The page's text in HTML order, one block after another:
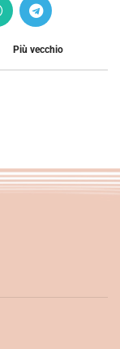
Più vecchio